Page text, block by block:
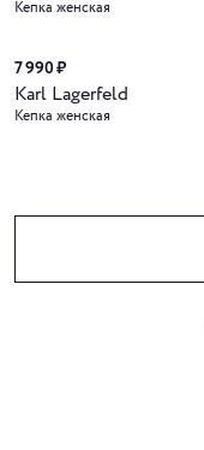
Кепка женская
7 990 ₽
Karl Lagerfeld
Кепка женская